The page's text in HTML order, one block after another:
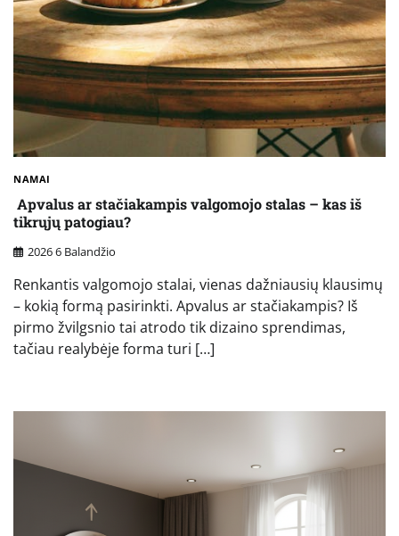
NAMAI
Apvalus ar stačiakampis valgomojo stalas – kas iš
tikrųjų patogiau?
2026 6 Balandžio
Renkantis valgomojo stalai, vienas dažniausių klausimų
– kokią formą pasirinkti. Apvalus ar stačiakampis? Iš
pirmo žvilgsnio tai atrodo tik dizaino sprendimas,
tačiau realybėje forma turi […]